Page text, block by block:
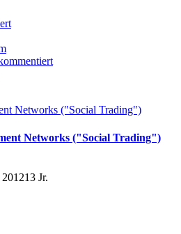
Networks ("Social Trading")
Networks ("Social Trading")
13 Jr.